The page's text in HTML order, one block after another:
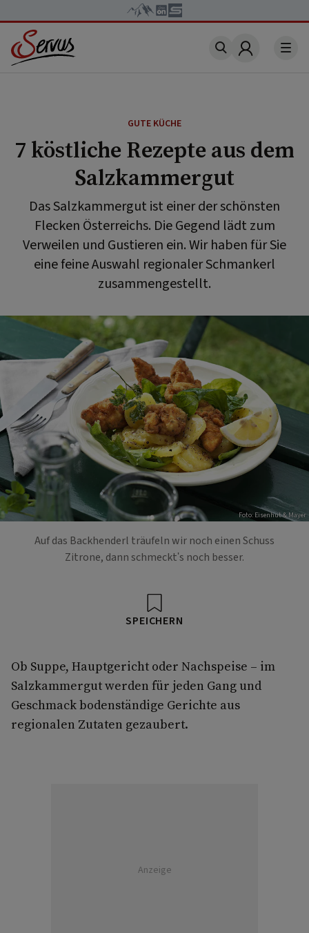
Account
GUTE KÜCHE
7 köstliche Rezepte aus dem
Salzkammergut
Das Salzkammergut ist einer der schönsten
Flecken Österreichs. Die Gegend lädt zum
Verweilen und Gustieren ein. Wir haben für Sie
eine feine Auswahl regionaler Schmankerl
zusammengestellt.
Foto: Eisenhut & Mayer
Auf das Backhenderl träufeln wir noch einen Schuss
Zitrone, dann schmeckt's noch besser.
SPEICHERN
Ob Suppe, Hauptgericht oder Nachspeise – im
Salzkammergut werden für jeden Gang und
Geschmack bodenständige Gerichte aus
regionalen Zutaten gezaubert.
Anzeige